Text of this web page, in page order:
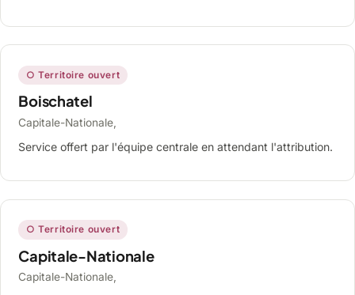
○ Territoire ouvert
Boischatel
Capitale-Nationale,
Service offert par l'équipe centrale en attendant l'attribution.
○ Territoire ouvert
Capitale-Nationale
Capitale-Nationale,